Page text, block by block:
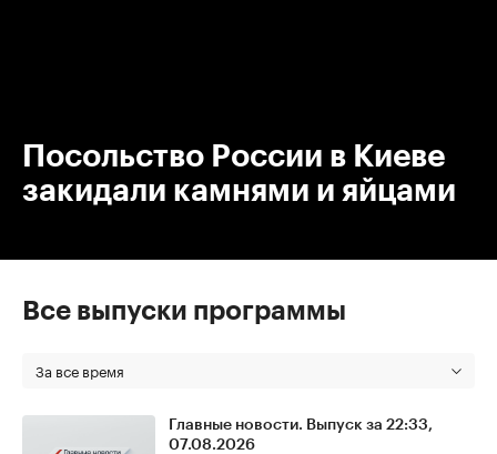
Посольство России в Киеве
закидали камнями и яйцами
Все выпуски программы
За все время
Главные новости. Выпуск за 22:33,
07.08.2026